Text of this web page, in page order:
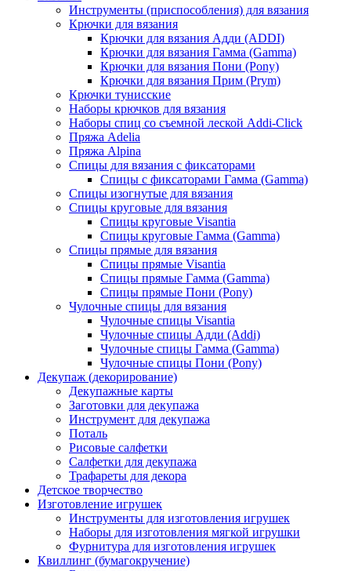
Инструменты (приспособления) для вязания
Крючки для вязания
Крючки для вязания Адди (ADDI)
Крючки для вязания Гамма (Gamma)
Крючки для вязания Пони (Pony)
Крючки для вязания Прим (Prym)
Крючки тунисские
Наборы крючков для вязания
Наборы спиц со съемной леской Addi-Click
Пряжа Adelia
Пряжа Alpina
Спицы для вязания с фиксаторами
Спицы с фиксаторами Гамма (Gamma)
Спицы изогнутые для вязания
Спицы круговые для вязания
Спицы круговые Visantia
Спицы круговые Гамма (Gamma)
Спицы прямые для вязания
Спицы прямые Visantia
Спицы прямые Гамма (Gamma)
Спицы прямые Пони (Pony)
Чулочные спицы для вязания
Чулочные спицы Visantia
Чулочные спицы Адди (Addi)
Чулочные спицы Гамма (Gamma)
Чулочные спицы Пони (Pony)
Декупаж (декорирование)
Декупажные карты
Заготовки для декупажа
Инструмент для декупажа
Поталь
Рисовые салфетки
Салфетки для декупажа
Трафареты для декора
Детское творчество
Изготовление игрушек
Инструменты для изготовления игрушек
Наборы для изготовления мягкой игрушки
Фурнитура для изготовления игрушек
Квиллинг (бумагокручение)